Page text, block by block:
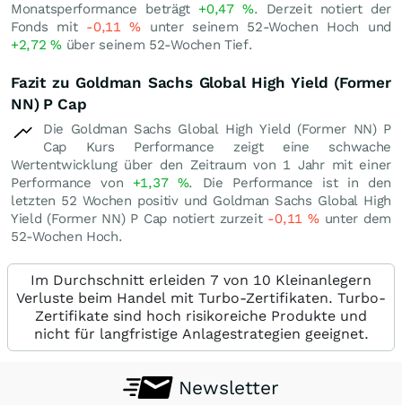
Monatsperformance beträgt +0,47 %. Derzeit notiert der
Fonds mit -0,11% unter seinem 52-Wochen Hoch und
+2,72%über seinem 52-Wochen Tief.
Fazit zu Goldman Sachs Global High Yield (Former
NN) P Cap
Die Goldman Sachs Global High Yield (Former NN) P
Cap Kurs Performance zeigt eine schwache
Wertentwicklung über den Zeitraum von 1 Jahr mit einer
Performance von +1,37 %. Die Performance ist in den
letzten 52 Wochen positiv und Goldman Sachs Global High
Yield (Former NN) P Cap notiert zurzeit -0,11 %unter dem
52-Wochen Hoch.
Im Durchschnitt erleiden 7 von 10 Kleinanlegern
Verluste beim Handel mit Turbo-Zertifikaten. Turbo-
Zertifikate sind hoch risikoreiche Produkte und
nicht für langfristige Anlagestrategien geeignet.
Newsletter